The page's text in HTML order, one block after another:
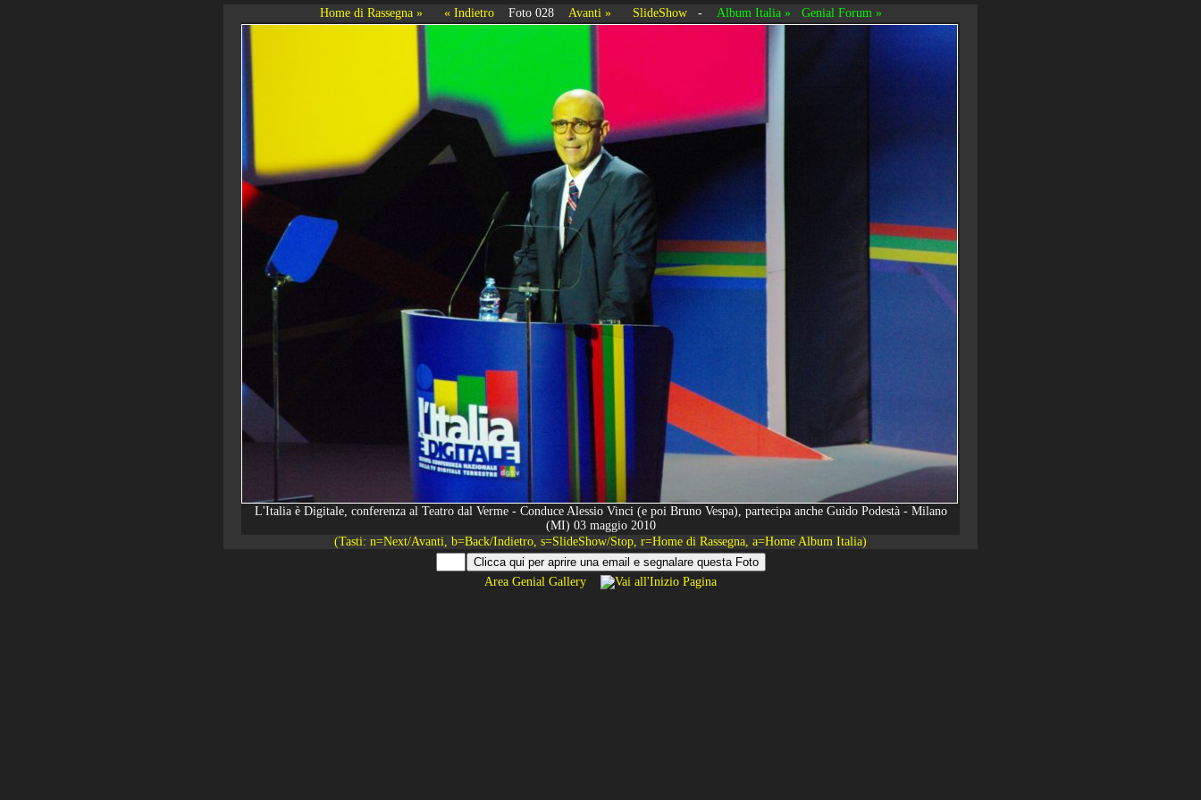
Home di Rassegna » « Indietro Foto 028 Avanti » SlideShow- Album Italia » Genial Forum »
L'Italia è Digitale, conferenza al Teatro dal Verme - Conduce Alessio Vinci (e poi Bruno Vespa), partecipa anche Guido Podestà - Milano
(MI) 03 maggio 2010
(Tasti: n=Next/Avanti, b=Back/Indietro, s=SlideShow/Stop, r=Home di Rassegna, a=Home Album Italia)
Area Genial Gallery